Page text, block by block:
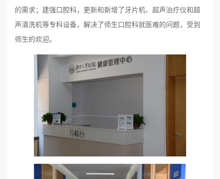
的需求；建强口腔科，更新和新增了牙片机、超声治疗仪和超
声清洗机等专科设备，解决了师生口腔科就医难的问题，受到
师生的欢迎。